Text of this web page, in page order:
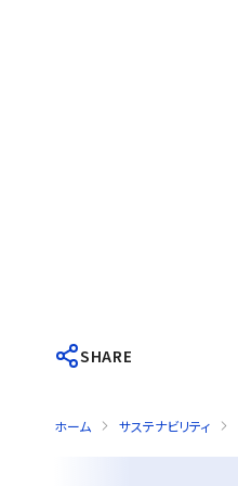
SHARE
ホーム サステナビリティ